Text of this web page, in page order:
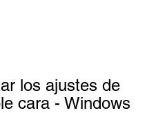
los ajustes de
cara - Windows